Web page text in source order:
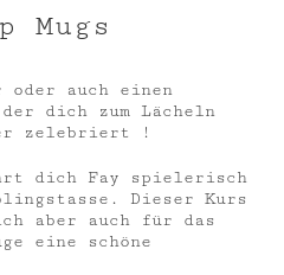
Mugs
oder auch einen
dich zum Lächeln
zelebriert !
dich Fay spielerisch
Dieser Kurs
aber auch für das
eine schöne